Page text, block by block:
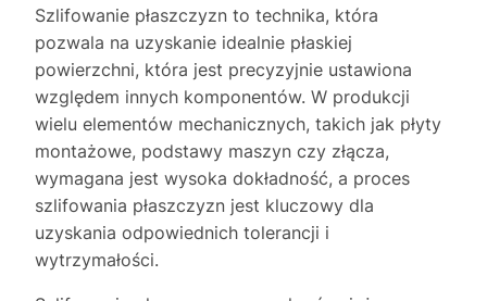
Szlifowanie płaszczyzn to technika, która
pozwala na uzyskanie idealnie płaskiej
powierzchni, która jest precyzyjnie ustawiona
względem innych komponentów. W produkcji
wielu elementów mechanicznych, takich jak płyty
montażowe, podstawy maszyn czy złącza,
wymagana jest wysoka dokładność, a proces
szlifowania płaszczyzn jest kluczowy dla
uzyskania odpowiednich tolerancji i
wytrzymałości.